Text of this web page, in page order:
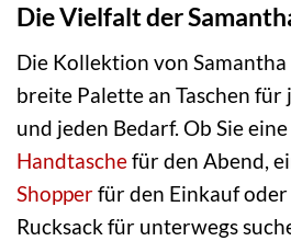
Die Vielfalt der
Die Kollektion von
breite Palette an Taschen für
und jeden Bedarf. Ob Sie
Handtaschefür den Abend,
Shopperfür den Einkauf
Rucksack für unterwegs